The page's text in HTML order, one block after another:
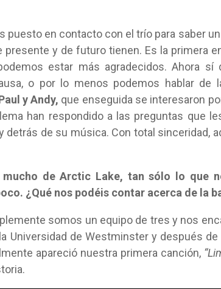
puesto en contacto con el trío para saber
presente y de futuro tienen. Es la primera
estar más agradecidos. Ahora sí
o por lo menos podemos hablar de
y Andy, que enseguida se interesaron
han respondido a las preguntas que
detrás de su música. Con total sinceridad,
mucho de Arctic Lake, tan sólo lo que
¿Qué nos podéis contar acerca de la
somos un equipo de tres y nos
Universidad de Westminster y después
apareció nuestra primera canción,